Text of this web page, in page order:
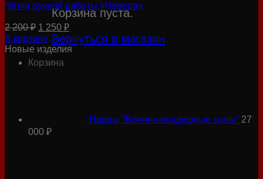
Корзина пуста.
Вернуться в магазин
Корзина
Чётки ручной работы «Черепа»
2 200₽ Первоначальная
цена
составляла
200 ₽.
1 250 ₽Текущая
цена:
1
В корзину
Новые изделия
Нарды "Военно-воздушные силы" 27
000 ₽